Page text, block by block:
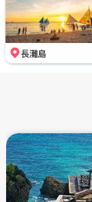
長灘島